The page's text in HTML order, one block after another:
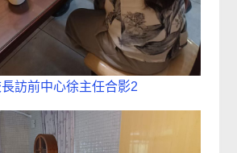
訪前中心徐主任合影2